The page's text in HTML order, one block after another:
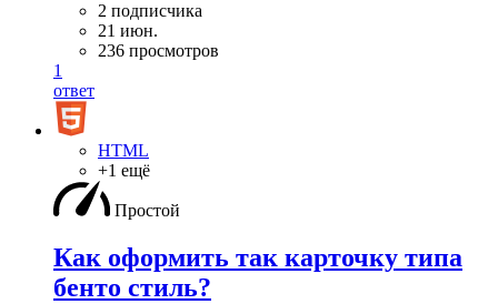
2 подписчика
21 июн.
236 просмотров
1
ответ
HTML
+1 ещё
Простой
Как оформить так карточку типа
бенто стиль?